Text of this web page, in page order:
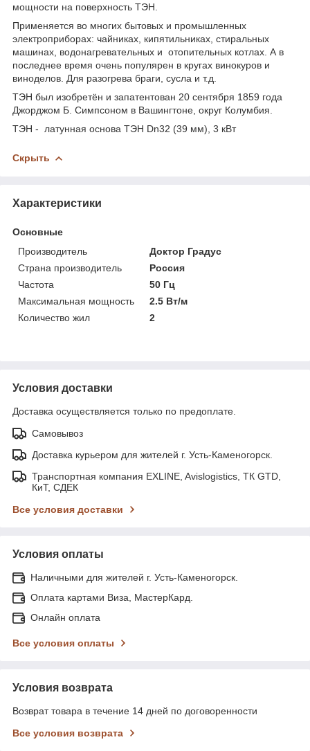
мощности на поверхность ТЭН.
Применяется во многих бытовых и промышленных
электроприборах: чайниках, кипятильниках, стиральных
машинах, водонагревательных и отопительных котлах. А в
последнее время очень популярен в кругах винокуров и
виноделов. Для разогрева браги, сусла и т.д.
ТЭН был изобретён и запатентован 20 сентября 1859 года
Джорджом Б. Симпсоном в Вашингтоне, округ Колумбия.
ТЭН - латунная основа ТЭН Dn32 (39 мм), 3 кВт
Скрыть
Характеристики
Основные
Производитель
Доктор Градус
Страна производитель
Россия
Частота
50 Гц
Максимальная мощность
2.5 Вт/м
Количество жил
2
Условия доставки
Доставка осуществляется только по предоплате.
Самовывоз
Доставка курьером для жителей г. Усть-Каменогорск.
Транспортная компания EXLINE, Avislogistics, ТК GTD,
КиТ, СДЕК
Все условия доставки
Условия оплаты
Наличными для жителей г. Усть-Каменогорск.
Оплата картами Виза, МастерКард.
Онлайн оплата
Все условия оплаты
Условия возврата
Возврат товара в течение 14 дней по договоренности
Все условия возврата